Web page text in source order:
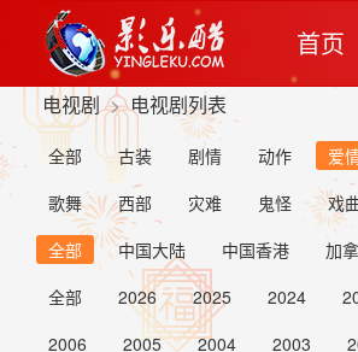
首页
电视剧 > 电视剧列表
全部 古装 剧情 动作 爱
歌舞
西部 灾难 鬼怪 戏
全部
中国大陆 中国香港 加
全部
2026 2025 2024
2006
2005 2004 2003